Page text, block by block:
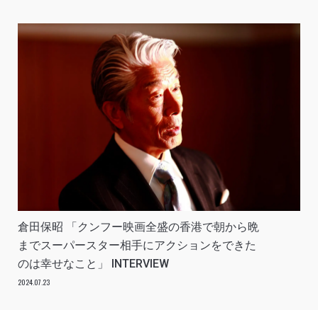
倉田保昭 「クンフー映画全盛の香港で朝から晩
までスーパースター相手にアクションをできた
のは幸せなこと」 INTERVIEW
2024.07.23